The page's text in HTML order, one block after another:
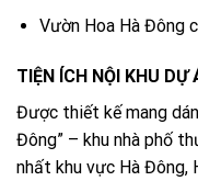
Vườn Hoa Hà Đông
TIỆN ÍCH NỘI KHU DỰ
Được thiết kế mang
Đông” – khu nhà phố
nhất khu vực Hà Đông,